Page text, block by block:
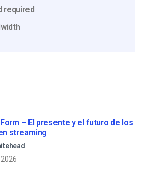
required
Form – El presente y el futuro de los
streaming